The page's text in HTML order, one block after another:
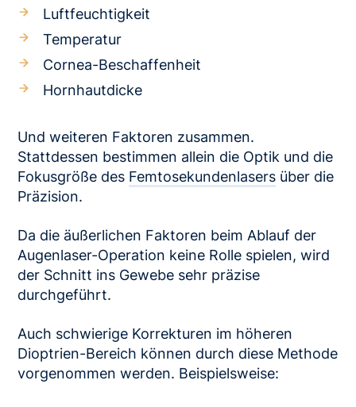
Luftfeuchtigkeit
Temperatur
Cornea-Beschaffenheit
Hornhautdicke
Und weiteren Faktoren zusammen.
Stattdessen bestimmen allein die Optik und die
Fokusgröße des Femtosekundenlasers über die
Präzision.
Da die äußerlichen Faktoren beim Ablauf der
Augenlaser-Operation keine Rolle spielen, wird
der Schnitt ins Gewebe sehr präzise
durchgeführt.
Auch schwierige Korrekturen im höheren
Dioptrien-Bereich können durch diese Methode
vorgenommen werden. Beispielsweise: